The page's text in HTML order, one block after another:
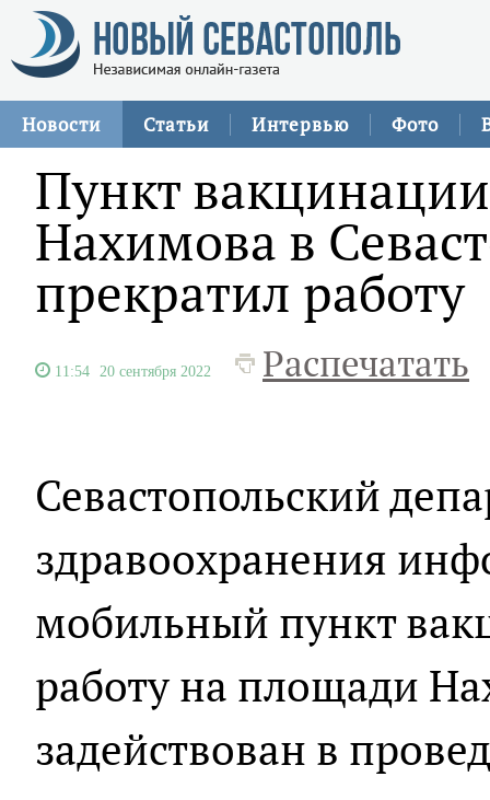
Новости Статьи Интервью Фото
Пункт
Нахимова в
прекратил работу
11:54 20 сентября 2022 Распечатать
Севастопольский
здравоохранения
мобильный пункт
работу на площади
задействован в